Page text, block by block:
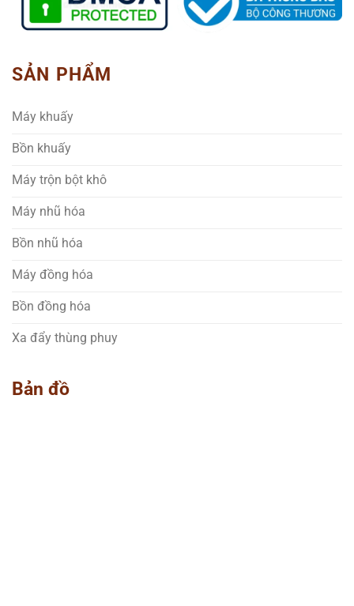
SẢN PHẨM
Máy khuấy
Bồn khuấy
Máy trộn bột khô
Máy nhũ hóa
Bồn nhũ hóa
Máy đồng hóa
Bồn đồng hóa
Xa đẩy thùng phuy
Bản đồ